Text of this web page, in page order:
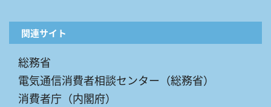
関連サイト
総務省
電気通信消費者相談センター（総務省）
消費者庁（内閣府）